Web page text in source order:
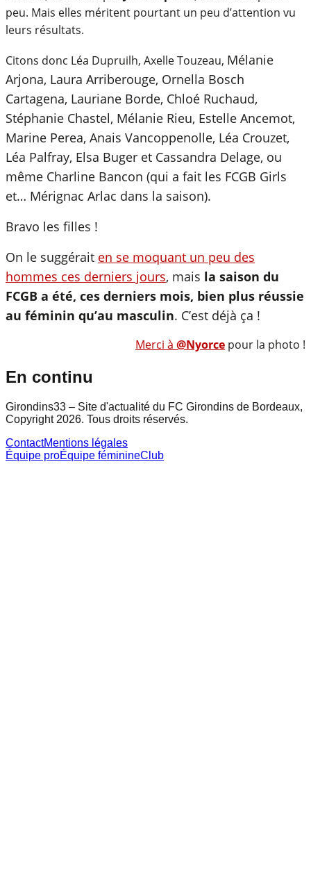
peu. Mais elles méritent pourtant un peu d’attention vu
leurs résultats.
Citons donc Léa Dupruilh, Axelle Touzeau, Mélanie
Arjona, Laura Arriberouge, Ornella Bosch
Cartagena, Lauriane Borde, Chloé Ruchaud,
Stéphanie Chastel, Mélanie Rieu, Estelle Ancemot,
Marine Perea, Anais Vancoppenolle, Léa Crouzet,
Léa Palfray, Elsa Buger et Cassandra Delage, ou
même Charline Bancon (qui a fait les FCGB Girls
et… Mérignac Arlac dans la saison).
Bravo les filles !
On le suggérait en se moquant un peu des
hommes ces derniers jours, mais la saison du
FCGB a été, ces derniers mois, bien plus réussie
au féminin qu’au masculin. C’est déjà ça !
Merci à @Nyorce pour la photo !
En continu
Girondins33 – Site d'actualité du FC Girondins de Bordeaux,
Copyright 2026. Tous droits réservés.
ContactMentions légales
Équipe proÉquipe féminineClub